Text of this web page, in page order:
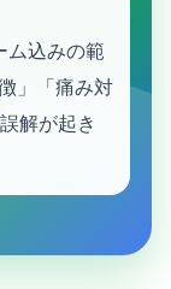
ム込みの範
」「痛み対
解が起き